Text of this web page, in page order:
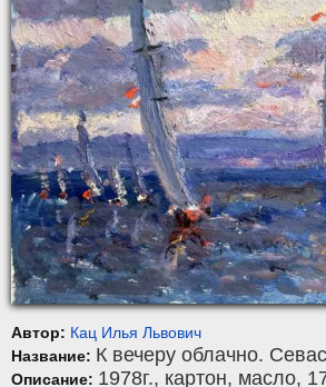
Автор: Кац Илья Львович
Название: К вечеру облачно.
Описание: 1978г., картон, масло,